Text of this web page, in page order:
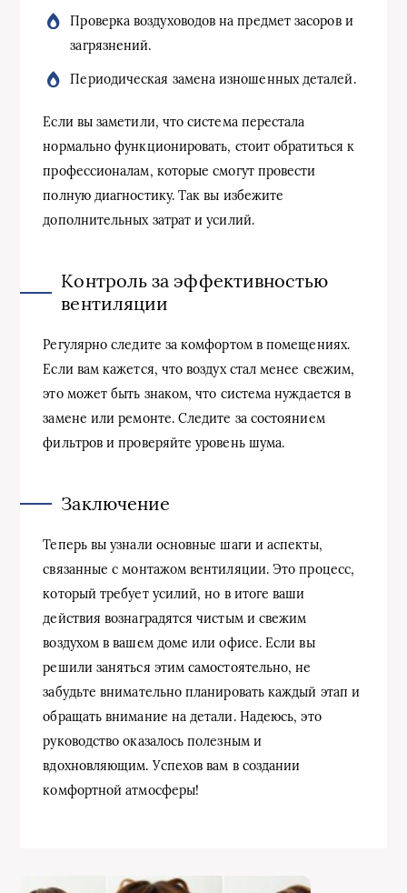
Проверка воздуховодов на предмет засоров и
загрязнений.
Периодическая замена изношенных деталей.
Если вы заметили, что система перестала
нормально функционировать, стоит обратиться к
профессионалам, которые смогут провести
полную диагностику. Так вы избежите
дополнительных затрат и усилий.
Контроль за эффективностью
вентиляции
Регулярно следите за комфортом в помещениях.
Если вам кажется, что воздух стал менее свежим,
это может быть знаком, что система нуждается в
замене или ремонте. Следите за состоянием
фильтров и проверяйте уровень шума.
Заключение
Теперь вы узнали основные шаги и аспекты,
связанные с монтажом вентиляции. Это процесс,
который требует усилий, но в итоге ваши
действия вознаградятся чистым и свежим
воздухом в вашем доме или офисе. Если вы
решили заняться этим самостоятельно, не
забудьте внимательно планировать каждый этап и
обращать внимание на детали. Надеюсь, это
руководство оказалось полезным и
вдохновляющим. Успехов вам в создании
комфортной атмосферы!